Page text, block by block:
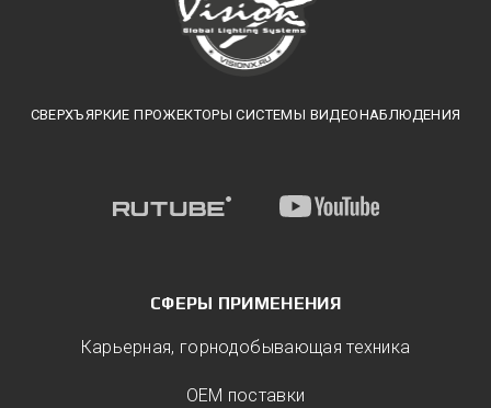
СВЕРХЪЯРКИЕ ПРОЖЕКТОРЫ СИСТЕМЫ ВИДЕОНАБЛЮДЕНИЯ
СФЕРЫ ПРИМЕНЕНИЯ
Карьерная, горнодобывающая техника
ОЕМ поставки